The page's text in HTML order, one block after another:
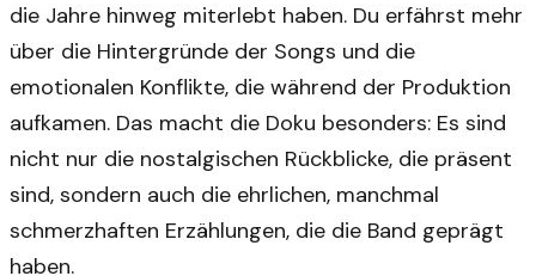
die Jahre hinweg miterlebt haben. Du erfährst mehr
über die Hintergründe der Songs und die
emotionalen Konflikte, die während der Produktion
aufkamen. Das macht die Doku besonders: Es sind
nicht nur die nostalgischen Rückblicke, die präsent
sind, sondern auch die ehrlichen, manchmal
schmerzhaften Erzählungen, die die Band geprägt
haben.